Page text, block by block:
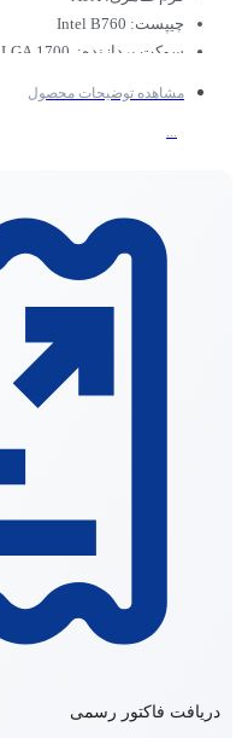
چیپست: Intel B760
سوکت پردازنده: LGA 1700
حداکثر حجم حافظه رم: 128 گیگابایت
نوع ماژول رم: DDR4
مشاهده توضیحات محصول
دریافت فاکتور رسمی